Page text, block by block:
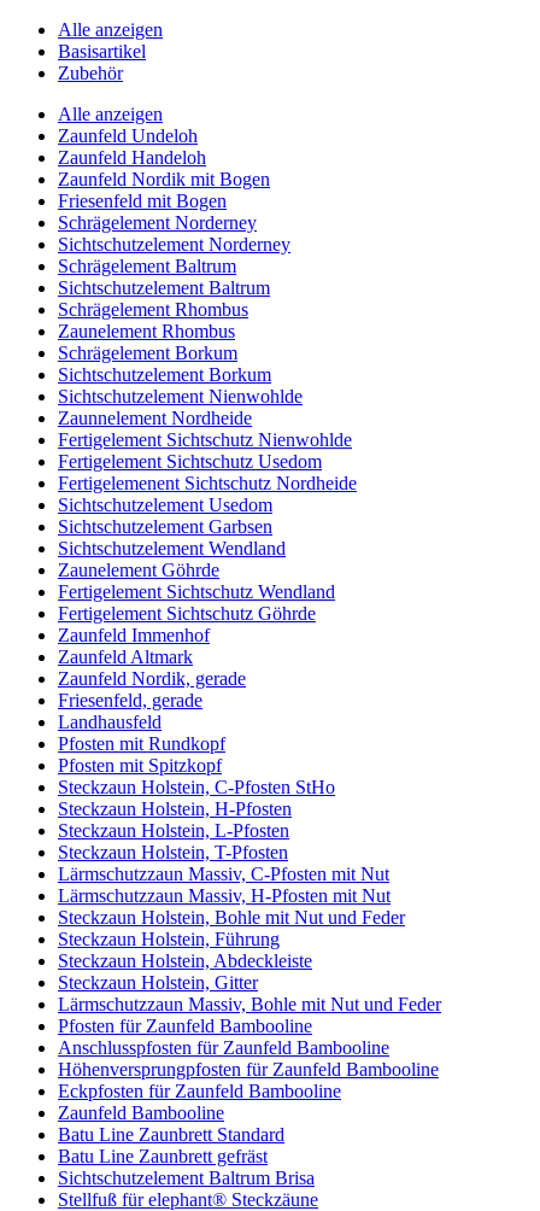
Alle anzeigen
Basisartikel
Zubehör
Alle anzeigen
Zaunfeld Undeloh
Zaunfeld Handeloh
Zaunfeld Nordik mit Bogen
Friesenfeld mit Bogen
Schrägelement Norderney
Sichtschutzelement Norderney
Schrägelement Baltrum
Sichtschutzelement Baltrum
Schrägelement Rhombus
Zaunelement Rhombus
Schrägelement Borkum
Sichtschutzelement Borkum
Sichtschutzelement Nienwohlde
Zaunnelement Nordheide
Fertigelement Sichtschutz Nienwohlde
Fertigelement Sichtschutz Usedom
Fertigelemenent Sichtschutz Nordheide
Sichtschutzelement Usedom
Sichtschutzelement Garbsen
Sichtschutzelement Wendland
Zaunelement Göhrde
Fertigelement Sichtschutz Wendland
Fertigelement Sichtschutz Göhrde
Zaunfeld Immenhof
Zaunfeld Altmark
Zaunfeld Nordik, gerade
Friesenfeld, gerade
Landhausfeld
Pfosten mit Rundkopf
Pfosten mit Spitzkopf
Steckzaun Holstein, C-Pfosten StHo
Steckzaun Holstein, H-Pfosten
Steckzaun Holstein, L-Pfosten
Steckzaun Holstein, T-Pfosten
Lärmschutzzaun Massiv, C-Pfosten mit Nut
Lärmschutzzaun Massiv, H-Pfosten mit Nut
Steckzaun Holstein, Bohle mit Nut und Feder
Steckzaun Holstein, Führung
Steckzaun Holstein, Abdeckleiste
Steckzaun Holstein, Gitter
Lärmschutzzaun Massiv, Bohle mit Nut und Feder
Pfosten für Zaunfeld Bambooline
Anschlusspfosten für Zaunfeld Bambooline
Höhenversprungpfosten für Zaunfeld Bambooline
Eckpfosten für Zaunfeld Bambooline
Zaunfeld Bambooline
Batu Line Zaunbrett Standard
Batu Line Zaunbrett gefräst
Sichtschutzelement Baltrum Brisa
Stellfuß für elephant® Steckzäune